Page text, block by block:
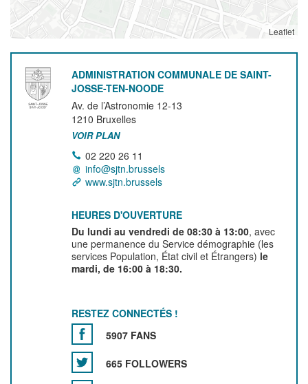
Leaflet
ADMINISTRATION COMMUNALE DE SAINT-
JOSSE-TEN-NOODE
Av. de l’Astronomie 12-13
1210 Bruxelles
VOIR PLAN
02 220 26 11
info@sjtn.brussels
www.sjtn.brussels
HEURES D'OUVERTURE
Du lundi au vendredi de 08:30 à 13:00, avec
une permanence du Service démographie (les
services Population, État civil et Étrangers) le
mardi, de 16:00 à 18:30.
RESTEZ CONNECTÉS !
5907 FANS
665 FOLLOWERS